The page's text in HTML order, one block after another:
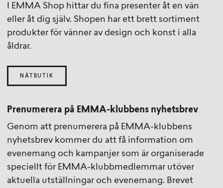
I EMMA Shop hittar du fina presenter åt en vän
eller åt dig själv. Shopen har ett brett sortiment
produkter för vänner av design och konst i alla
åldrar.
NÄTBUTIK
Prenumerera på EMMA-klubbens nyhetsbrev
Genom att prenumerera på EMMA-klubbens
nyhetsbrev kommer du att få information om
evenemang och kampanjer som är organiserade
speciellt för EMMA-klubbmedlemmar utöver
aktuella utställningar och evenemang. Brevet